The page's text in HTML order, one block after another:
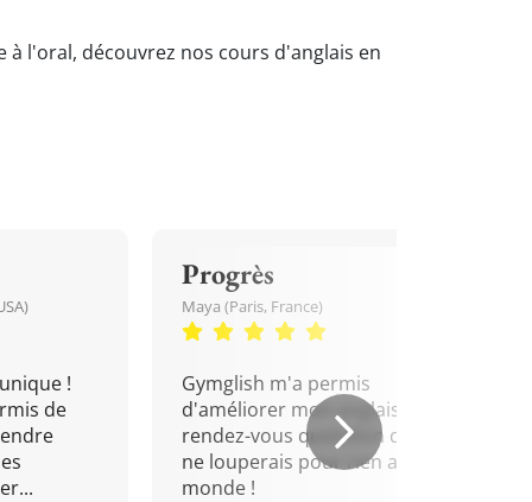
l'oral, découvrez nos cours d'anglais en
!
de
Progrès
Maya (Paris, France)
Gymglish m'a permis
d'améliorer mon anglais. Un
rendez-vous quotidien que je
ne louperais pour rien au
monde !